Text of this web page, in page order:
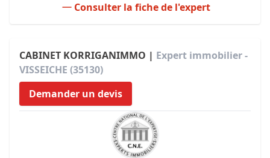
Consulter la fiche de l'expert
CABINET KORRIGANIMMO | Expert immobilier -
VISSEICHE (35130)
Demander un devis